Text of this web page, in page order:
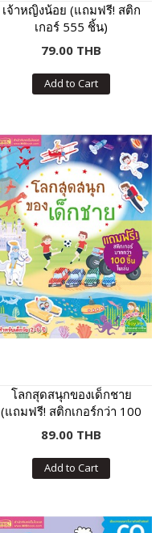
เจ้าหญิงน้อย (แถมฟรี! สติก
เกอร์ 555 ชิ้น)
79.00 THB
Add to Cart
โลกสุดสนุกของเด็กชาย
(แถมฟรี! สติกเกอร์กว่า 100
ชิ้น)
89.00 THB
Add to Cart